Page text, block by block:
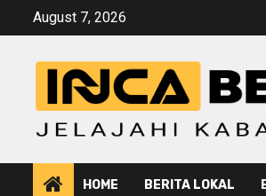
August 7, 2026
HOME BERITA LOKAL